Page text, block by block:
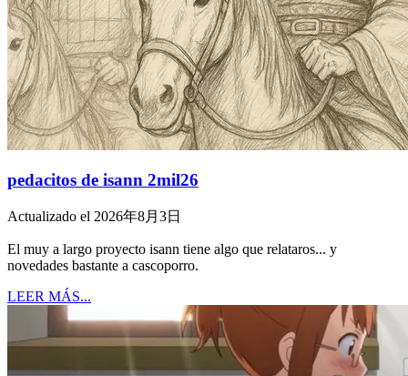
pedacitos de isann 2mil26
Actualizado el 2026年8月3日
El muy a largo proyecto isann tiene algo que relataros... y
novedades bastante a cascoporro.
LEER MÁS...